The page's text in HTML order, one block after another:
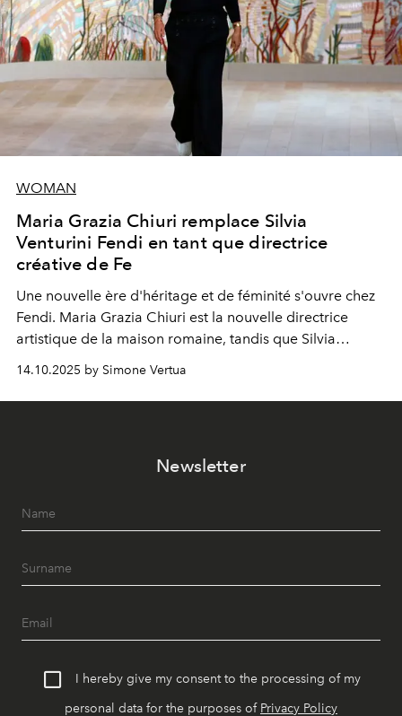
WOMAN
Maria Grazia Chiuri remplace Silvia
Venturini Fendi en tant que directrice
créative de Fe
Une nouvelle ère d'héritage et de féminité s'ouvre chez
Fendi. Maria Grazia Chiuri est la nouvelle directrice
artistique de la maison romaine, tandis que Silvia
14.10.2025 by Simone Vertua
Newsletter
I hereby give my consent to the processing of my
personal data for the purposes of Privacy Policy